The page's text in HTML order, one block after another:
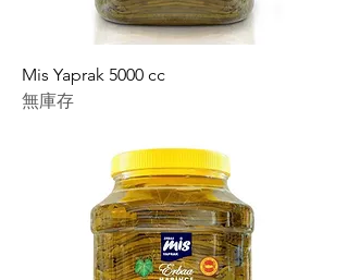
Mis Yaprak 5000 cc
無庫存